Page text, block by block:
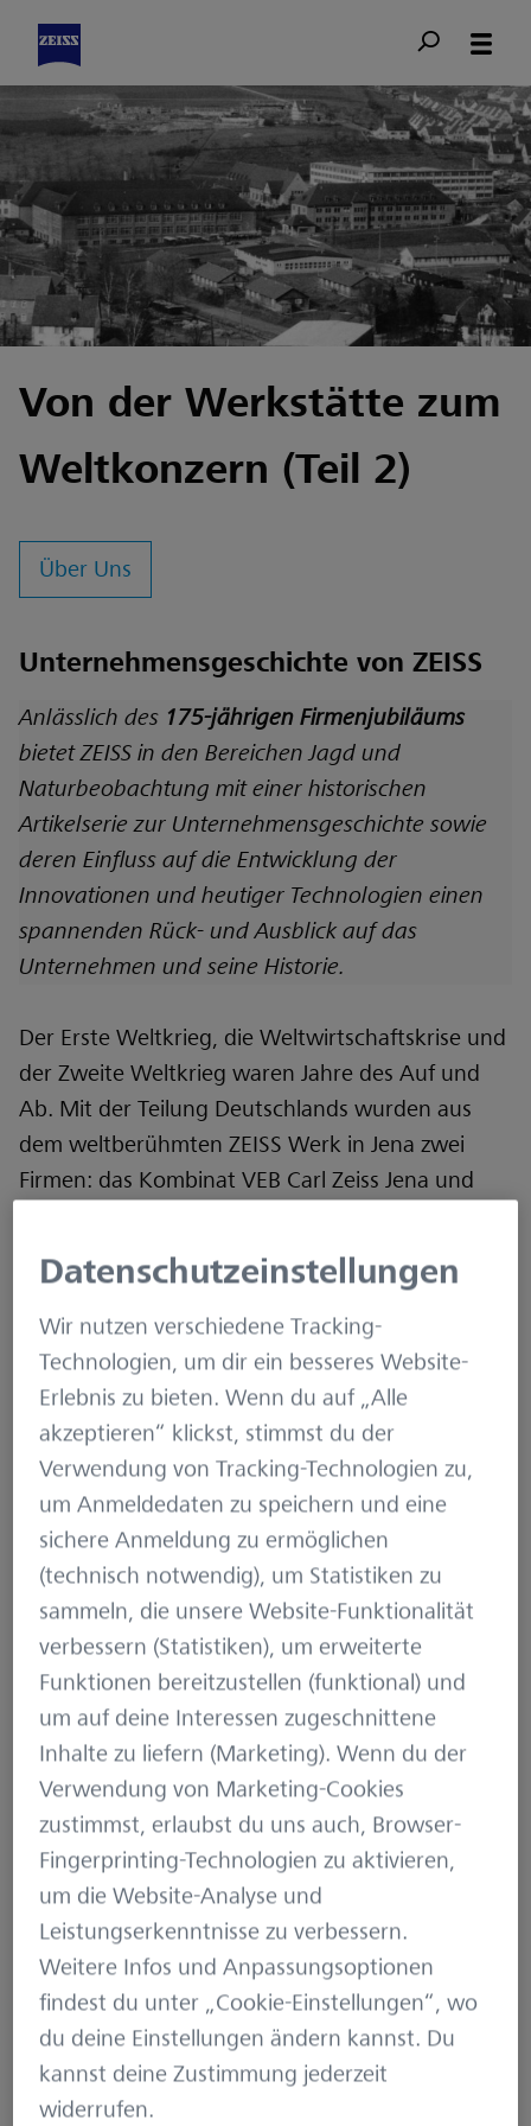
Von der Werkstätte zum
Weltkonzern (Teil 2)
Über Uns
Unternehmensgeschichte von ZEISS
Anlässlich des 175-jährigen Firmenjubiläums
bietet ZEISS in den Bereichen Jagd und
Naturbeobachtung mit einer historischen
Artikelserie zur Unternehmensgeschichte sowie
deren Einfluss auf die Entwicklung der
Innovationen und heutiger Technologien einen
spannenden Rück- und Ausblick auf das
Unternehmen und seine Historie.
Der Erste Weltkrieg, die Weltwirtschaftskrise und
der Zweite Weltkrieg waren Jahre des Auf und
Ab. Mit der Teilung Deutschlands wurden aus
dem weltberühmten ZEISS Werk in Jena zwei
Firmen: das Kombinat VEB Carl Zeiss Jena und
folgten Konfrontation, Koexistenz und schließlich
Wiedervereinigung der beiden ungleichen
Unternehmen. Und nun der Reihe nach …
Der erste Weltkrieg unterbrach die Arbeit an den
Zivilgeräten. ZEISS fertigte fast ausschließlich
Produkte für den militärischen Gebrauch – allen
voran Ferngläser und Entfernungsmesser. Ab
1917 wurden die ersten Weitwinkel-Okulare in
Ferngläsern verbaut, welches auf einer
Entwicklung des Konstrukteurs Heinrich Erfle
basierte. 1920 kam das ZEISS Zielacht auf den
Markt – das erste Zielfernrohr mit achtfacher
Vergrößerung und einer für die damalige Zeit
bemerkenswerten Dämmerungsleistung. Nur
zwei Jahre später folgten die ersten Zielfernrohre
mit variabler Vergrößerung: Zieldovier und
Zieldosechs. In den Jahren der
nationalsozialistischen Herrschaft richtete ZEISS
das wissenschaftliche und produktionstechnische
Potenzial zunehmend auf die
kriegswirtschaftlichen Erfordernisse aus.
Während dieser Zeit beflügelten nicht nur neue
Konstruktionen die Branche – vermeintlich kleine
Datenschutzeinstellungen
Wir nutzen verschiedene Tracking-
Technologien, um dir ein besseres Website-
Erlebnis zu bieten. Wenn du auf „Alle
akzeptieren“ klickst, stimmst du der
Verwendung von Tracking-Technologien zu,
um Anmeldedaten zu speichern und eine
sichere Anmeldung zu ermöglichen
(technisch notwendig), um Statistiken zu
sammeln, die unsere Website-Funktionalität
verbessern (Statistiken), um erweiterte
Funktionen bereitzustellen (funktional) und
um auf deine Interessen zugeschnittene
Inhalte zu liefern (Marketing). Wenn du der
Verwendung von Marketing-Cookies
zustimmst, erlaubst du uns auch, Browser-
Fingerprinting-Technologien zu aktivieren,
um die Website-Analyse und
Leistungserkenntnisse zu verbessern.
Weitere Infos und Anpassungsoptionen
findest du unter „Cookie-Einstellungen“, wo
du deine Einstellungen ändern kannst. Du
kannst deine Zustimmung jederzeit
widerrufen.